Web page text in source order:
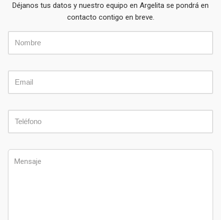
Déjanos tus datos y nuestro equipo en Argelita se pondrá en
contacto contigo en breve.